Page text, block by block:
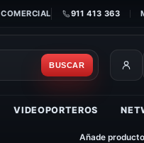
911 413 363
BUSCAR
VIDEOPORTEROS
Añade